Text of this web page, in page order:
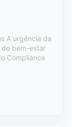
A urgência da
de bem-estar
Compliance